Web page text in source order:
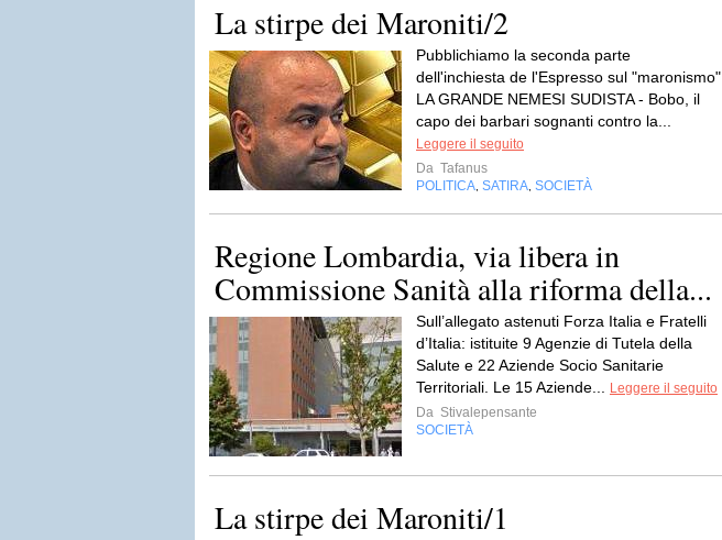
La stirpe dei Maroniti/2
Pubblichiamo la seconda parte
dell'inchiesta de l'Espresso sul "maronismo"
LA GRANDE NEMESI SUDISTA - Bobo, il
capo dei barbari sognanti contro la...
Leggere il seguito
Da Tafanus
POLITICA SATIRA SOCIETÀ
Regione Lombardia, via libera in
Commissione Sanità alla riforma della...
Sull’allegato astenuti Forza Italia e Fratelli
d’Italia: istituite 9 Agenzie di Tutela della
Salute e 22 Aziende Socio Sanitarie
Territoriali. Le 15 Aziende...
Leggere il seguito
Da Stivalepensante
SOCIETÀ
La stirpe dei Maroniti/1